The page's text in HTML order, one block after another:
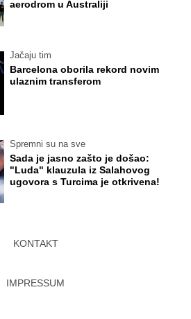
aerodrom u Australiji
Jačaju tim
Barcelona oborila rekord novim
ulaznim transferom
Spremni su na sve
Sada je jasno zašto je došao:
"Luda" klauzula iz Salahovog
ugovora s Turcima je otkrivena!
KONTAKT
IMPRESSUM